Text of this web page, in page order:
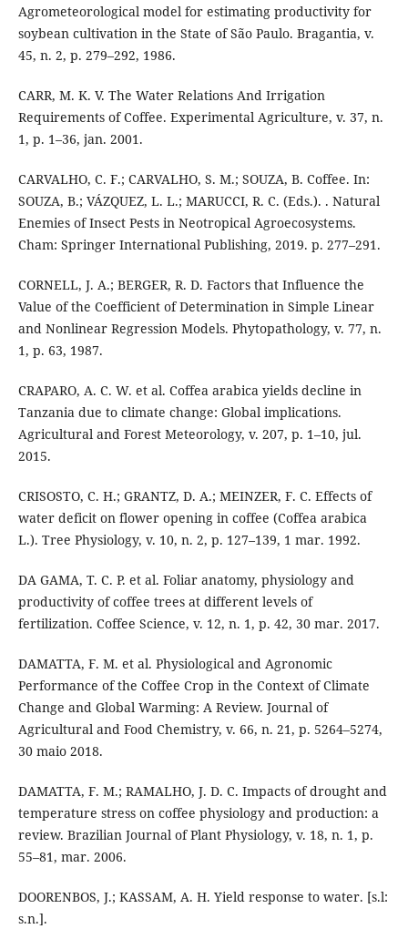
Agrometeorological model for estimating productivity for
soybean cultivation in the State of São Paulo. Bragantia, v.
45, n. 2, p. 279–292, 1986.
CARR, M. K. V. The Water Relations And Irrigation
Requirements of Coffee. Experimental Agriculture, v. 37, n.
1, p. 1–36, jan. 2001.
CARVALHO, C. F.; CARVALHO, S. M.; SOUZA, B. Coffee. In:
SOUZA, B.; VÁZQUEZ, L. L.; MARUCCI, R. C. (Eds.). . Natural
Enemies of Insect Pests in Neotropical Agroecosystems.
Cham: Springer International Publishing, 2019. p. 277–291.
CORNELL, J. A.; BERGER, R. D. Factors that Influence the
Value of the Coefficient of Determination in Simple Linear
and Nonlinear Regression Models. Phytopathology, v. 77, n.
1, p. 63, 1987.
CRAPARO, A. C. W. et al. Coffea arabica yields decline in
Tanzania due to climate change: Global implications.
Agricultural and Forest Meteorology, v. 207, p. 1–10, jul.
2015.
CRISOSTO, C. H.; GRANTZ, D. A.; MEINZER, F. C. Effects of
water deficit on flower opening in coffee (Coffea arabica
L.). Tree Physiology, v. 10, n. 2, p. 127–139, 1 mar. 1992.
DA GAMA, T. C. P. et al. Foliar anatomy, physiology and
productivity of coffee trees at different levels of
fertilization. Coffee Science, v. 12, n. 1, p. 42, 30 mar. 2017.
DAMATTA, F. M. et al. Physiological and Agronomic
Performance of the Coffee Crop in the Context of Climate
Change and Global Warming: A Review. Journal of
Agricultural and Food Chemistry, v. 66, n. 21, p. 5264–5274,
30 maio 2018.
DAMATTA, F. M.; RAMALHO, J. D. C. Impacts of drought and
temperature stress on coffee physiology and production: a
review. Brazilian Journal of Plant Physiology, v. 18, n. 1, p.
55–81, mar. 2006.
DOORENBOS, J.; KASSAM, A. H. Yield response to water. [s.l:
s.n.].